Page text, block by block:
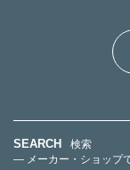
SEARCH
検索
— メーカー・ショップ